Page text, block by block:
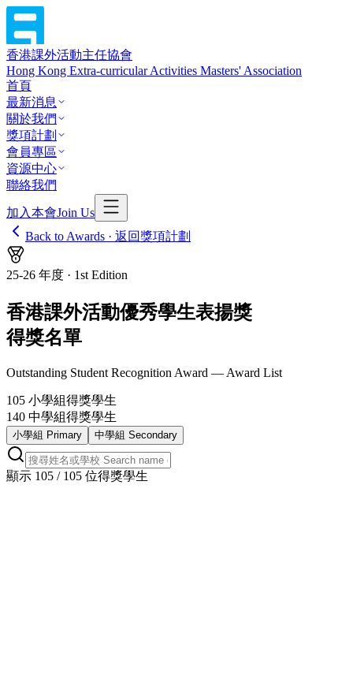
香港課外活動主任協會
Hong Kong Extra-curricular Activities Masters' Association
首頁
最新消息
關於我們
獎項計劃
會員專區
資源中心
聯絡我們
加入本會Join Us
Back to Awards · 返回獎項計劃
25-26 年度 · 1st Edition
香港課外活動優秀學生表揚獎
得獎名單
Outstanding Student Recognition Award — Award List
105 小學組得獎學生
140 中學組得獎學生
小學組 Primary 中學組 Secondary
顯示 105 / 105 位得獎學生